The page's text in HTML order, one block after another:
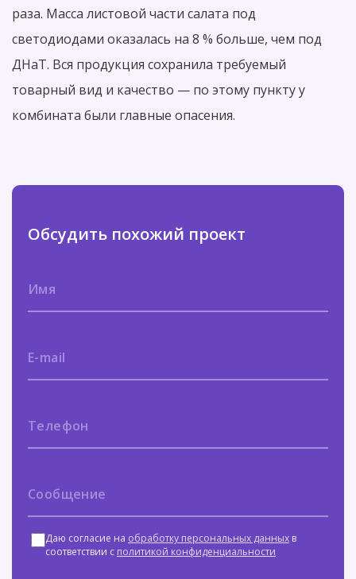
раза. Масса листовой части салата под
светодиодами оказалась на 8 % больше, чем под
ДНаТ. Вся продукция сохранила требуемый
товарный вид и качество — по этому пункту у
комбината были главные опасения.
Обсудить похожий проект
Даю согласие на обработку персональных данных в
соответствии с политикой конфиденциальности